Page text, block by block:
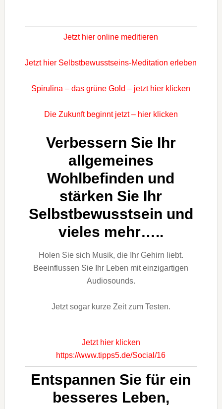
Jetzt hier online meditieren
Jetzt hier Selbstbewusstseins-Meditation erleben
Spirulina – das grüne Gold – jetzt hier klicken
Die Zukunft beginnt jetzt – hier klicken
Verbessern Sie Ihr
allgemeines
Wohlbefinden und
stärken Sie Ihr
Selbstbewusstsein und
vieles mehr…..
Holen Sie sich Musik, die Ihr Gehirn liebt.
Beeinflussen Sie Ihr Leben mit einzigartigen
Audiosounds.
Jetzt sogar kurze Zeit zum Testen.
Jetzt hier klicken
https://www.tipps5.de/Social/16
Entspannen Sie für ein
besseres Leben,